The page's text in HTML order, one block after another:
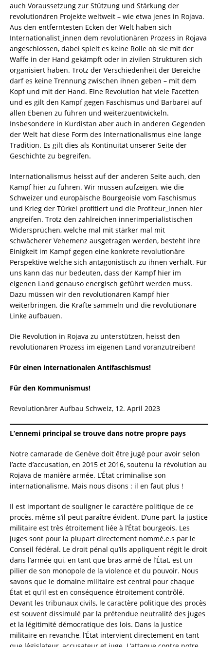
auch Voraussetzung zur Stützung und Stärkung der
revolutionären Projekte weltweit – wie etwa jenes in Rojava.
Aus den entferntesten Ecken der Welt haben sich
Internationalist_innen dem revolutionären Prozess in Rojava
angeschlossen, dabei spielt es keine Rolle ob sie mit der
Waffe in der Hand gekämpft oder in zivilen Strukturen sich
organisiert haben. Trotz der Verschiedenheit der Bereiche
darf es keine Trennung zwischen ihnen geben – mit dem
Kopf und mit der Hand. Eine Revolution hat viele Facetten
und es gilt den Kampf gegen Faschismus und Barbarei auf
allen Ebenen zu führen und weiterzuentwickeln.
Insbesondere in Kurdistan aber auch in anderen Gegenden
der Welt hat diese Form des Internationalismus eine lange
Tradition. Es gilt dies als Kontinuität unserer Seite der
Geschichte zu begreifen.
Internationalismus heisst auf der anderen Seite auch, den
Kampf hier zu führen. Wir müssen aufzeigen, wie die
Schweizer und europäische Bourgeoisie vom Faschismus
und Krieg der Türkei profitiert und die Profiteur_innen hier
angreifen. Trotz den zahlreichen innerimperialistischen
Widersprüchen, welche mal mit stärker mal mit
schwächerer Vehemenz ausgetragen werden, besteht ihre
Einigkeit im Kampf gegen eine konkrete revolutionäre
Perspektive welche sich antagonistisch zu ihnen verhält. Für
uns kann das nur bedeuten, dass der Kampf hier im
eigenen Land genauso energisch geführt werden muss.
Dazu müssen wir den revolutionären Kampf hier
weiterbringen, die Kräfte sammeln und die revolutionäre
Linke aufbauen.
Die Revolution in Rojava zu unterstützen, heisst den
revolutionären Prozess im eigenen Land voranzutreiben!
Für einen internationalen Antifaschismus!
Für den Kommunismus!
Revolutionärer Aufbau Schweiz, 12. April 2023
L’ennemi principal se trouve dans notre propre pays
Notre camarade de Genève doit être jugé pour avoir selon
l’acte d’accusation, en 2015 et 2016, soutenu la révolution au
Rojava de manière armée. L’État criminalise son
internationalisme. Mais nous disons : il en faut plus !
Il est important de souligner le caractère politique de ce
procès, même s’il peut paraître évident. D’une part, la justice
militaire est très étroitement liée à l’État bourgeois. Les
juges sont pour la plupart directement nommé.e.s par le
Conseil fédéral. Le droit pénal qu’ils appliquent régit le droit
dans l’armée qui, en tant que bras armé de l’État, est un
pilier de son monopole de la violence et du pouvoir. Nous
savons que le domaine militaire est central pour chaque
État et qu’il est en conséquence étroitement contrôlé.
Devant les tribunaux civils, le caractère politique des procès
est souvent dissimulé par la prétendue neutralité des juges
et la légitimité démocratique des lois. Dans la justice
militaire en revanche, l’État intervient directement en tant